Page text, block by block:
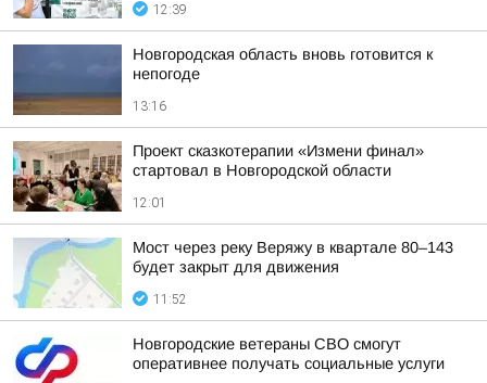
12:39
Новгородская область вновь готовится к
непогоде
13:16
Проект сказкотерапии «Измени финал»
стартовал в Новгородской области
12:01
Мост через реку Веряжу в квартале 80–143
будет закрыт для движения
11:52
Новгородские ветераны СВО смогут
оперативнее получать социальные услуги